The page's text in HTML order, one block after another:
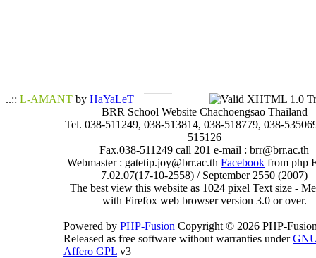
..:: L-AMANT by HaYaLeT
BRR School Website Chachoengsao Thailand
Tel. 038-511249, 038-513814, 038-518779, 038-
515126
Fax.038-511249 call 201 e-mail : brr@brr.ac.th
Webmaster : gatetip.joy@brr.ac.thFacebook from php
7.02.07(17-10-2558) / September 2550 (2007)
The best view this website as 1024 pixel Text size -
with Firefox web browser version 3.0 or over.
Powered by PHP-Fusion Copyright © 2026 PHP-
Released as free software without warranties under
Affero GPL v3